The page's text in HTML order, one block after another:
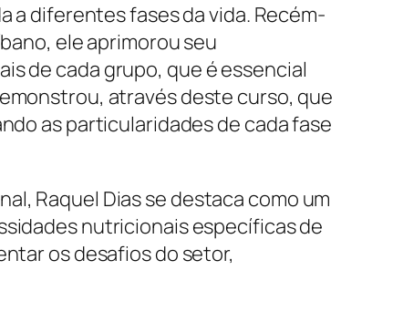
a diferentes fases da vida. Recém-
ele aprimorou seu
de cada grupo, que é essencial
através deste curso, que
as particularidades de cada fase
Raquel Dias se destaca como um
nutricionais específicas de
os desafios do setor,